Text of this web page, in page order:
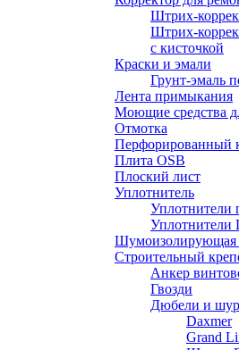
Штрих-
Штрих-
с кисточкой
Краски и эмали
Грунт-эмаль
Лента примыкания
Моющие средства
Отмотка
Перфорированный
Плита OSB
Плоский лист
Уплотнитель
Уплотнители
Шумоизолирующая
Строительный
Анкер
Гвозди
Дюбели и
Daxmer
Grand